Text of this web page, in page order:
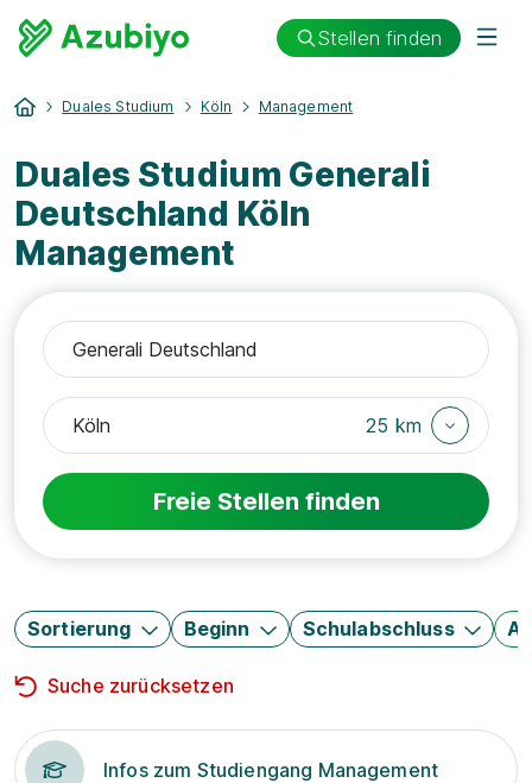
Stellen finden
Duales Studium Köln Management
Duales Studium Generali
Deutschland Köln
Management
25 km
Freie Stellen finden
Sortierung Beginn Schulabschluss
Suche zurücksetzen
Infos zum Studiengang Management